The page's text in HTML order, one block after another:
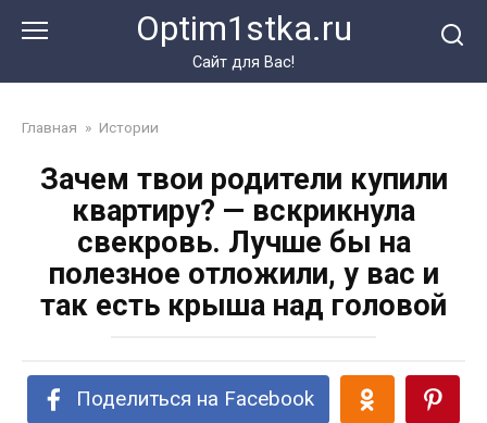
Optim1stka.ru
Сайт для Вас!
Главная » Истории
Зачем твои родители купили
квартиру? — вскрикнула
свекровь. Лучше бы на
полезное отложили, у вас и
так есть крыша над головой
Поделиться на Facebook